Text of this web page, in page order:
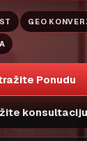
GEO
Ponudu
konsultaciju